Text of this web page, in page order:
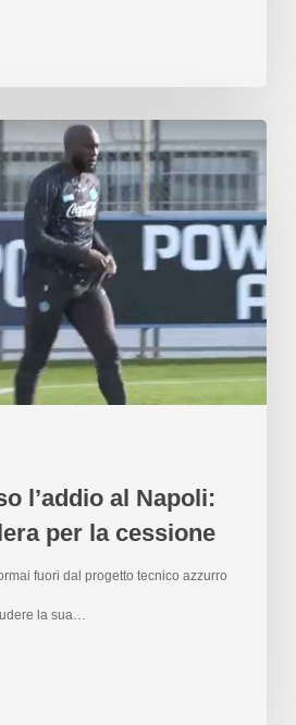
l’addio al Napoli:
per la cessione
fuori dal progetto tecnico azzurro
la sua…